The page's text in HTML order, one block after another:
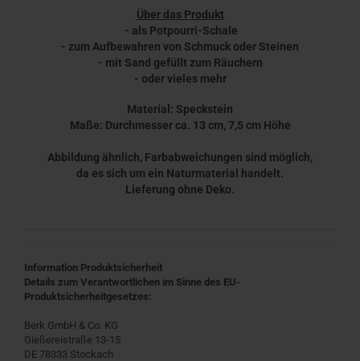
Über das Produkt
- als Potpourri-Schale
- zum Aufbewahren von Schmuck oder Steinen
- mit Sand gefüllt zum Räuchern
- oder vieles mehr
Material: Speckstein
Maße: Durchmesser ca. 13 cm, 7,5 cm Höhe
Abbildung ähnlich, Farbabweichungen sind möglich,
da es sich um ein Naturmaterial handelt.
Lieferung ohne Deko.
Information Produktsicherheit
Details zum Verantwortlichen im Sinne des EU-
Produktsicherheitgesetzes:
Berk GmbH & Co. KG
Gießereistraße 13-15
DE 78333 Stockach